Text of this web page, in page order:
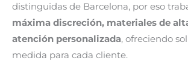
distinguidas de Barcelona, por eso
máxima discreción, materiales de
atención personalizada, ofreciendo
medida para cada cliente.